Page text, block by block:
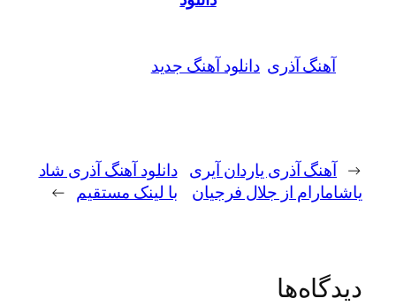
دانلود آهنگ جدید
آذری یاردان آیری
از جلال فرجیان
دانلود آهنگ آذری شاد
با لینک مستقیم →